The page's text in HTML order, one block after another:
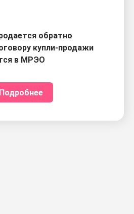
обратно
купли-продажи
в МРЭО
Подробнее